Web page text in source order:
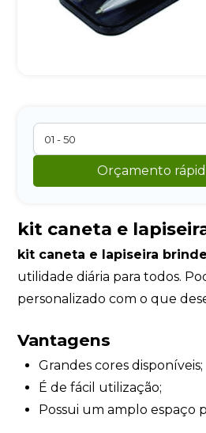
Orçamento
kit caneta e
kit caneta e lapiseira
utilidade diária para todos.
personalizado com o que
Vantagens
Grandes cores disponíveis;
É de fácil utilização;
Possui um amplo espaço